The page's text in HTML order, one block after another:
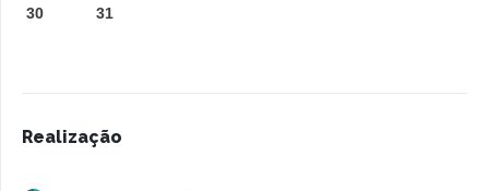
30
31
Realização